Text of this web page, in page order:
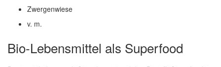
Zwergenwiese
v. m.
Bio-Lebensmittel als Superfood